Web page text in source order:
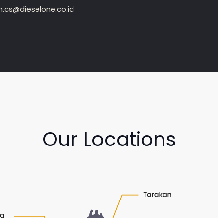
Our Locations